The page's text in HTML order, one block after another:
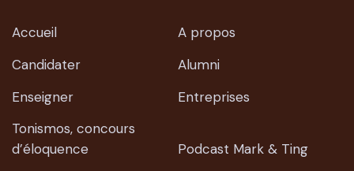
Accueil
A propos
Candidater
Alumni
Enseigner
Entreprises
Tonismos, concours
d’éloquence
Podcast Mark & Ting